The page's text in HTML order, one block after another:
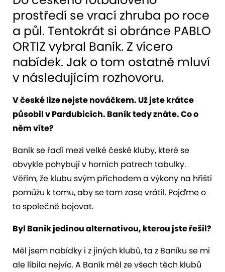
prostředí se vrací zhruba po roce
a půl. Tentokrát si obránce PABLO
ORTIZ vybral Baník. Z vícero
nabídek. Jak o tom ostatně mluví
v následujícím rozhovoru.
V české lize nejste nováčkem. Už jste krátce
působil v Pardubicích. Baník tedy znáte. Co o
něm víte?
Baník se řadí mezi velké české kluby, které se
obvykle pohybují v horních patrech tabulky.
Věřím, že klubu svým příchodem a výkony na hřišti
pomůžu k tomu, aby se tam zase vrátil. Pojďme o
to společně bojovat.
Byl Baník jedinou alternativou, kterou jste řešil?
Měl jsem nabídky i z jiných klubů, ta z Baníku se mi
ale líbila nejvíc. A Baník měl ze všech těch klubů